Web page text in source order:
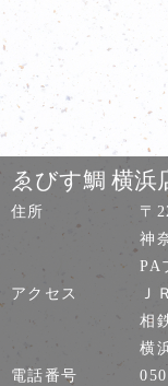
ゑびす鯛 横浜
住所
〒
神
PA
アクセス
Ｊ
相
横
電話番号